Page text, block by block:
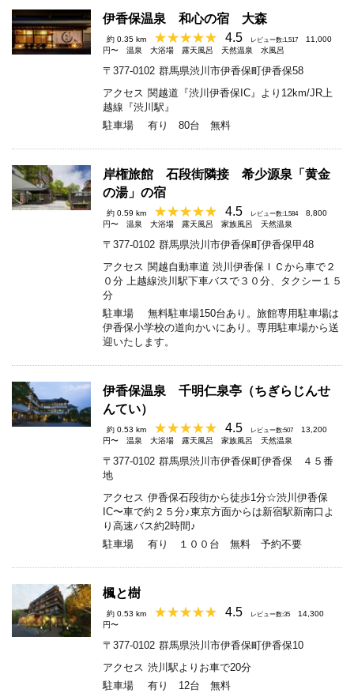
伊香保温泉 和心の宿 大森
約 0.35 km 4.5 レビュー数:1,517
11,000
円〜
温泉 大浴場 露天風呂 天然温泉 水風呂
〒377-0102 群馬県渋川市伊香保町伊香保58
アクセス 関越道『渋川伊香保IC』より12km/JR上
越線『渋川駅』
駐車場
有り 80台 無料
岸権旅館 石段街隣接 希少源泉「黄金
の湯」の宿
約 0.59 km 4.5 レビュー数:1,584
8,800
円〜
温泉 大浴場 露天風呂 家族風呂 天然温泉
〒377-0102 群馬県渋川市伊香保町伊香保甲48
アクセス 関越自動車道 渋川伊香保ＩＣから車で２
０分 上越線渋川駅下車バスで３０分、タクシー１５
分
駐車場
無料駐車場150台あり。旅館専用駐車場は
伊香保小学校の道向かいにあり。専用駐車場から送
迎いたします。
伊香保温泉 千明仁泉亭（ちぎらじんせ
んてい）
約 0.53 km 4.5 レビュー数:507
13,200
円〜
温泉 大浴場 露天風呂 家族風呂 天然温泉
〒377-0102 群馬県渋川市伊香保町伊香保 ４５番
地
アクセス 伊香保石段街から徒歩1分☆渋川伊香保
IC〜車で約２５分♪東京方面からは新宿駅新南口よ
り高速バス約2時間♪
駐車場
有り １００台 無料 予約不要
楓と樹
約 0.53 km 4.5 レビュー数:35
14,300
円〜
〒377-0102 群馬県渋川市伊香保町伊香保10
アクセス 渋川駅よりお車で20分
駐車場
有り 12台 無料